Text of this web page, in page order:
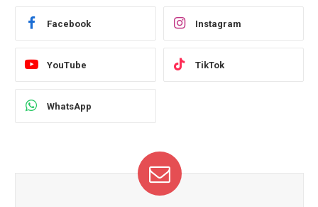
Facebook Instagram
YouTube TikTok
WhatsApp